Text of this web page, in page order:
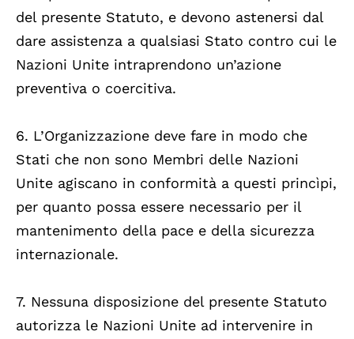
del presente Statuto, e devono astenersi dal
dare assistenza a qualsiasi Stato contro cui le
Nazioni Unite intraprendono un’azione
preventiva o coercitiva.
6. L’Organizzazione deve fare in modo che
Stati che non sono Membri delle Nazioni
Unite agiscano in conformità a questi princìpi,
per quanto possa essere necessario per il
mantenimento della pace e della sicurezza
internazionale.
7. Nessuna disposizione del presente Statuto
autorizza le Nazioni Unite ad intervenire in